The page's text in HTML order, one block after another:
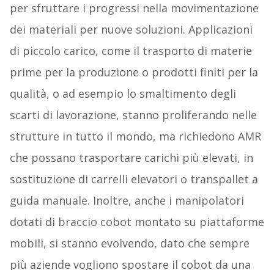
per sfruttare i progressi nella movimentazione
dei materiali per nuove soluzioni. Applicazioni
di piccolo carico, come il trasporto di materie
prime per la produzione o prodotti finiti per la
qualità, o ad esempio lo smaltimento degli
scarti di lavorazione, stanno proliferando nelle
strutture in tutto il mondo, ma richiedono AMR
che possano trasportare carichi più elevati, in
sostituzione di carrelli elevatori o transpallet a
guida manuale. Inoltre, anche i manipolatori
dotati di braccio cobot montato su piattaforme
mobili, si stanno evolvendo, dato che sempre
più aziende vogliono spostare il cobot da una